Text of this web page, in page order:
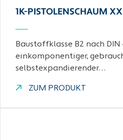
1K-PISTOLENSCHAUM
Baustoffklasse B2 nach DIN
einkomponentiger,
selbstexpandierender…
ZUM PRODUKT